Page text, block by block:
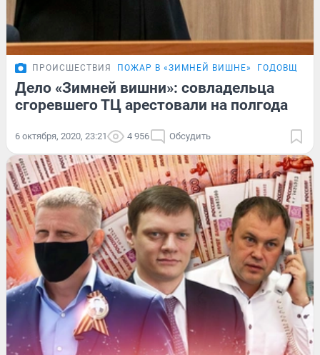
ПРОИСШЕСТВИЯ ПОЖАР В «ЗИМНЕЙ ВИШНЕ» ГОДОВЩИНА
Дело «Зимней вишни»: совладельца
сгоревшего ТЦ арестовали на полгода
6 октября, 2020, 23:21 4 956 Обсудить